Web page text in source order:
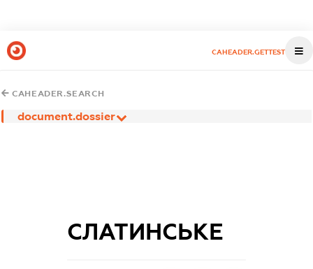
CAHEADER.GETTEST
CAHEADER.SEARCH
document.dossier
СЛАТИНСЬКЕ